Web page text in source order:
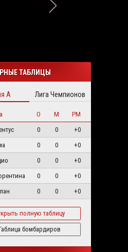
ТАБЛИЦЫ
А Лига Чемпионов
О М
РМ
0 0
+0
0 0
+0
0 0
+0
0 0
+0
0 0 +0
полную таблицу
бомбардиров